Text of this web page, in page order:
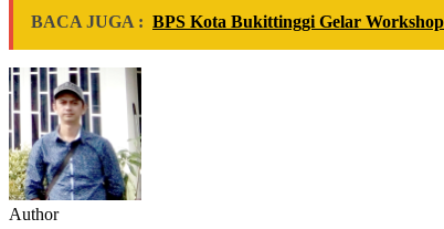
BACA JUGA : BPS Kota Bukittinggi Gelar
Author